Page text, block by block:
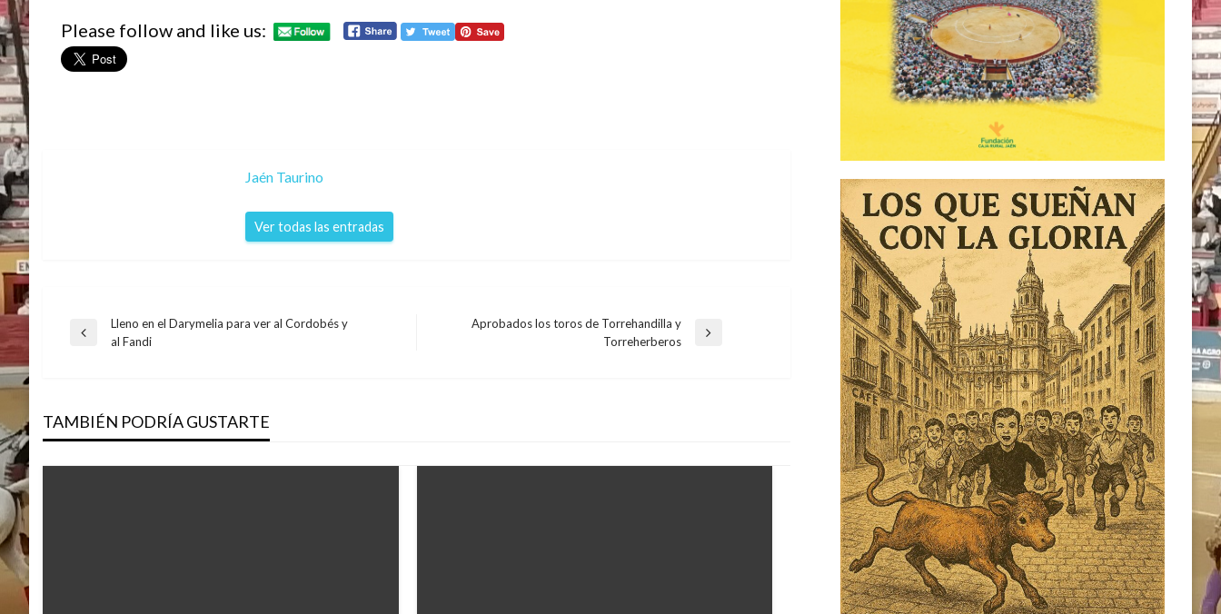
Please follow and like us:
Jaén Taurino
Ver todas las entradas
Navegación
entradas
Entrada
Lleno en el Darymelia para ver al Cordobés y
al Fandi
Aprobados los toros de Torrehandilla y
Torreherberos
TAMBIÉN PODRÍA GUSTARTE